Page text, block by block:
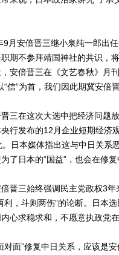
安倍晋三继小泉纯一郎出任
期不参拜靖国神社的共识，
安倍晋三在《文艺春秋》月
信”为首，我们因此期冀安倍
在这次大选中把经济问题
行发布的12月企业短期经济
日本媒体指出这与中日关系
了日本的“国益”，也会在修复
三始终强调民主党政权3年
利，斗则两伤”的论断。日本
心求稳求和，不愿意执政党
”修复中日关系，应该是安